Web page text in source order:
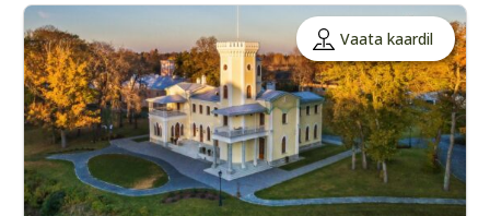
Vaata kaardil